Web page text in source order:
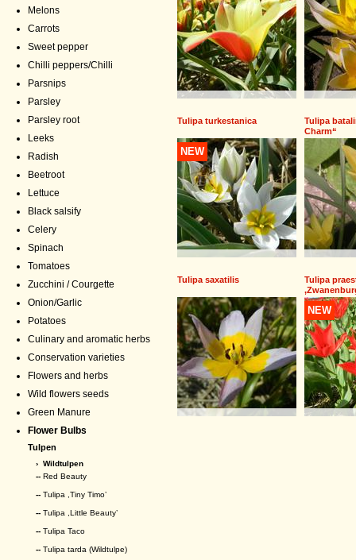
Melons
Carrots
Sweet pepper
Chilli peppers/Chilli
Parsnips
Parsley
Parsley root
Leeks
Radish
Beetroot
Lettuce
Black salsify
Celery
Spinach
Tomatoes
Zucchini / Courgette
Onion/Garlic
Potatoes
Culinary and aromatic herbs
Conservation varieties
Flowers and herbs
Wild flowers seeds
Green Manure
Flower Bulbs
Tulpen
› Wildtulpen
-- Red Beauty
-- Tulipa ,Tiny Timo’
-- Tulipa ,Little Beauty’
-- Tulipa Taco
-- Tulipa tarda (Wildtulpe)
Tulipa turkestanica
NEW
Tulipa
Charm“
Tulipa saxatilis
Tulipa
NEW